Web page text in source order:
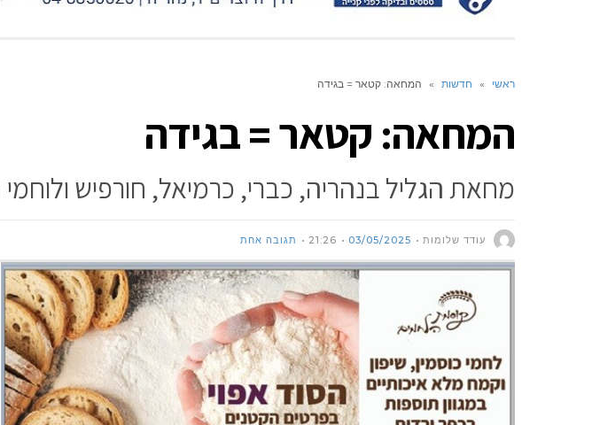
ראשי » חדשות » המחאה: קטאר = בגידה
המחאה: קטאר = בגידה
מחאת הגליל בנהריה, כברי, כרמיאל, חורפיש
עודד שלומות 03/05/2025
21:26 תגובה אחת